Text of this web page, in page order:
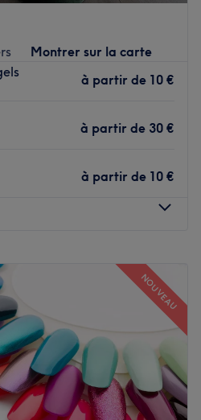
Montrer sur la carte
à partir de 10 €
à partir de 30 €
à partir de 10 €
–14:30
Fermé
09:00– 14:30
waar zorg en comfort
NOUVEAU